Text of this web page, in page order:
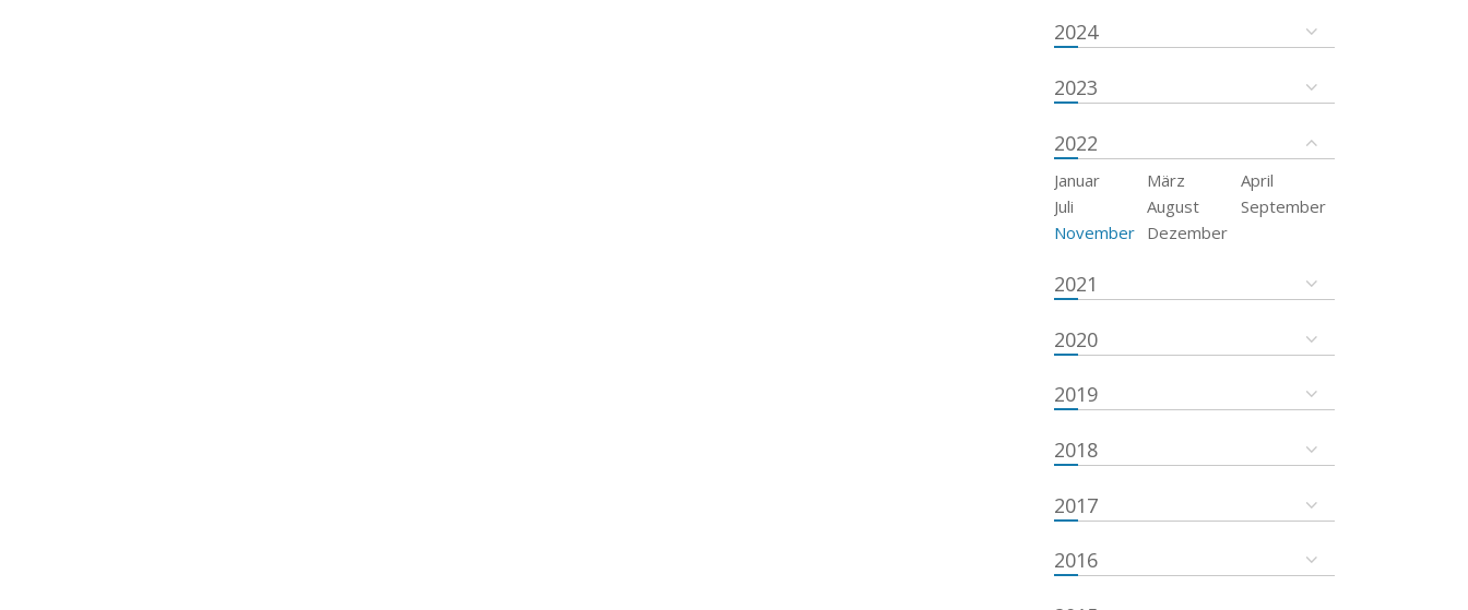
2024
2023
2022
Januar März
April
Juli
August
September
November
Dezember
2021
2020
2019
2018
2017
2016